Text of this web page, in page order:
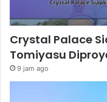
Crystal Palace
Tomiyasu
9 jam ago